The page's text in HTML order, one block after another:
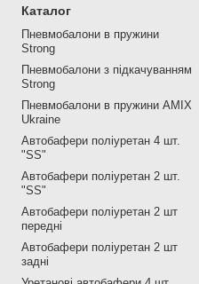
Каталог
Пневмобалони в пружини
Strong
Пневмобалони з підкачуванням
Strong
Пневмобалони в пружини AMIX
Ukraine
Автобафери поліуретан 4 шт.
"SS"
Автобафери поліуретан 2 шт.
"SS"
Автобафери поліуретан 2 шт
передні
Автобафери поліуретан 2 шт
задні